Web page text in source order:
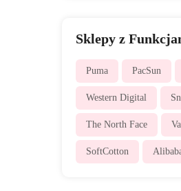
Sklepy z
Puma PacSun
Western Digital
The North Face
SoftCotton